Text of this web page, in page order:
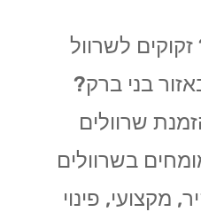
לשרוול
בני ברק?
שרוולים
בשרוולים
מקצועי, פינוי